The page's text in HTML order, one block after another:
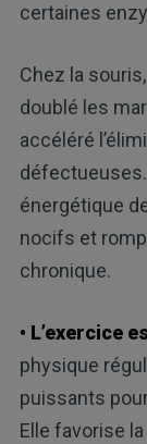
certaines
Chez la
doublé les
accéléré
énergétique
nocifs et
chronique.
• L’exercice
physique
puissants
Elle favorise